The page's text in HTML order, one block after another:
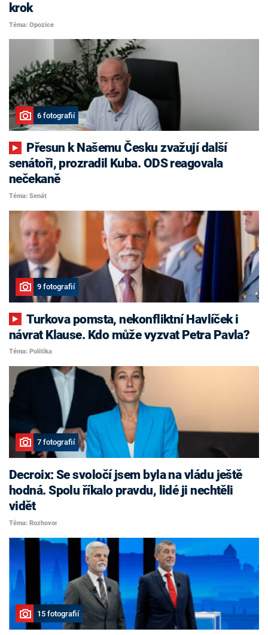
krok
Téma: Opozice
6 fotografií
senátoři, prozradil Kuba. ODS reagovala
nečekaně
Téma: Senát
9 fotografií
Turkova pomsta, nekonfliktní Havlíček i
návrat Klause. Kdo může vyzvat Petra Pavla?
Téma: Politika
7 fotografií
Decroix: Se svoločí jsem byla na vládu ještě
hodná. Spolu říkalo pravdu, lidé ji nechtěli
vidět
Téma: Rozhovor
15 fotografií